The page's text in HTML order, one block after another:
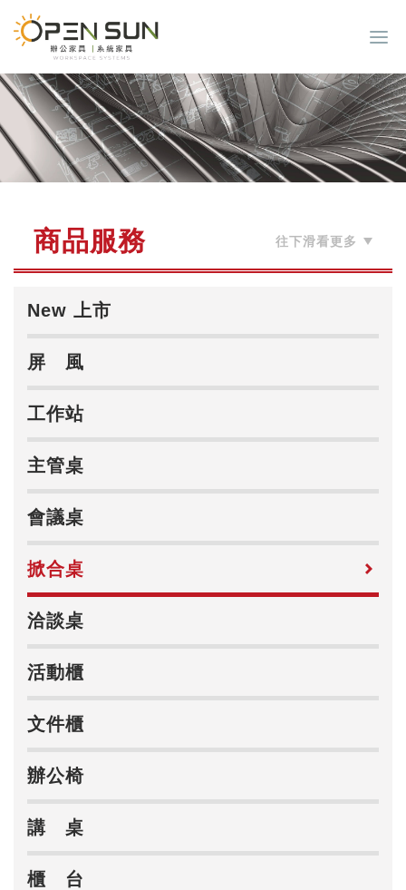
商品服務
New 上市
屏 風
工作站
主管桌
會議桌
掀合桌
洽談桌
活動櫃
文件櫃
辦公椅
講 桌
櫃 台